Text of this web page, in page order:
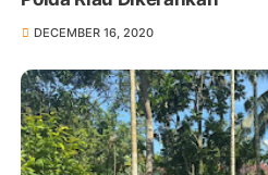
DECEMBER 16, 2020